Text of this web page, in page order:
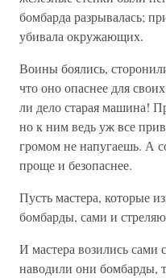
бомбарда разрывалась;
убивала окружающих.
Воины боялись,
что оно опаснее для
ли дело старая машина!
но к ним ведь уж все
громом не напугаешь. А
проще и безопаснее.
Пусть мастера, которые
бомбарды, сами и
И мастера возились
наводили они бомбарды,